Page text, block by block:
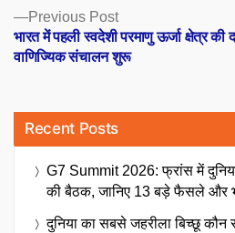
Previous PostPrevious
post:
भारत में पहली स्वदेशी परमाणु ऊर्जा क्षेत्र
वाणिज्यिक संचालन शुरू
Recent Posts
G7 Summit 2026: फ्रांस में
की बैठक, जानिए 13 बड़े फैसले और
दुनिया का सबसे जहरीला बिच्छू कौन